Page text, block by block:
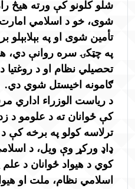
شلو کلونو کې ورته هیڅ راز
شوی، خو د اسلامي امارت
تأمین شوی او په بېلابېلو
په چټکۍ سره روانې دي،
تحصيلي نظام او د روغتیا د
ګامونه اخیستل شوي دي.
د ریاست الوزراء اداري
کې ځوانان ته د علومو د زده
ترلاسه کولو په برخه کې د
ډاډ ورکړ وې ویل، د
کوي د هیواد ځوانان د علم په
اسلامي نظام، ملت او